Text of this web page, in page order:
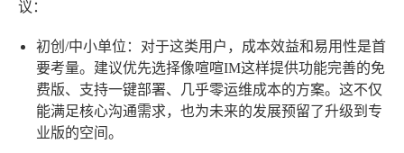
议：
初创/中小单位 ：对于这类用户，成本效益和易用性是首
要考量。建议优先选择像喧喧IM这样提供功能完善的免
费版、支持一键部署、几乎零运维成本的方案。这不仅
能满足核心沟通需求，也为未来的发展预留了升级到专
业版的空间。